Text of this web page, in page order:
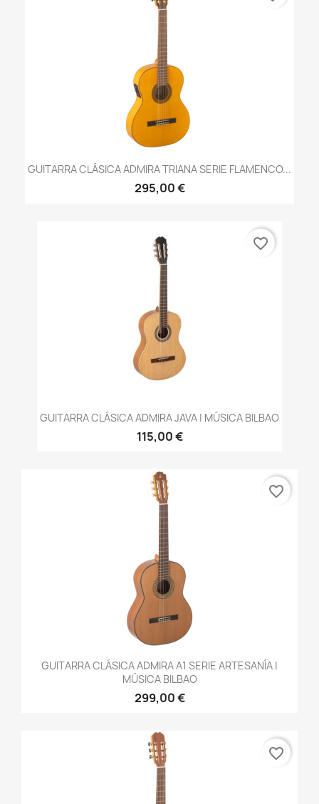
GUITARRA CLÁSICA ADMIRA TRIANA SERIE FLAMENCO...
295,00 €
GUITARRA CLÁSICA ADMIRA JAVA | MÚSICA BILBAO
115,00 €
favorite_border
GUITARRA CLÁSICA ADMIRA A1 SERIE ARTESANÍA |
MÚSICA BILBAO
299,00 €
favorite_border
favorite_border